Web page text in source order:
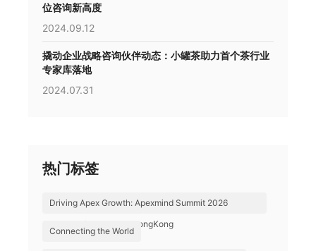
位咨询新高度
2024.09.12
撬动企业战略咨询伙伴动态：小罐茶助力首个茶行业
专家库落地
2024.07.31
热门标签
Driving Apex Growth: Apexmind Summit 2026
Successfully Held in HongKong
Connecting the World